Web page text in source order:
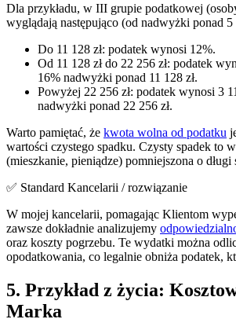
Dla przykładu, w III grupie podatkowej
wyglądają następująco (od nadwyżki ponad 5
Do 11 128 zł: podatek wynosi 12%.
Od 11 128 zł do 22 256 zł: podatek
16% nadwyżki ponad 11 128 zł.
Powyżej 22 256 zł: podatek wynosi 3
nadwyżki ponad 22 256 zł.
Warto pamiętać, że kwota wolna od podatku
wartości czystego spadku. Czysty spadek to
(mieszkanie, pieniądze) pomniejszona o długi
✅ Standard Kancelarii / rozwiązanie
W mojej kancelarii, pomagając Klientom
zawsze dokładnie analizujemy
oraz koszty pogrzebu. Te wydatki można
opodatkowania, co legalnie obniża podatek,
5. Przykład z życia:
Marka